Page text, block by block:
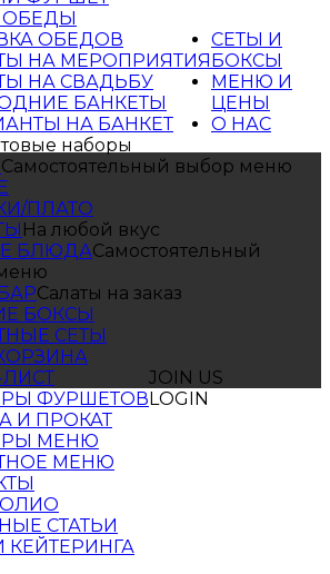
ОБЕДЫ
ОБЕДОВ
НА МЕРОПРИЯТИЯ
НА СВАДЬБУ
БАНКЕТЫ
НА БАНКЕТ
СЕТЫ И
БОКСЫ
наборы
Самостоятельный выбор меню
ПЛАТО
На любой вкус
БЛЮДАСамостоятельный
Салаты на заказ
БОКСЫ
СЕТЫ
МЕНЮ И
ЦЕНЫ
ФУРШЕТОВ
И ПРОКАТ
МЕНЮ
МЕНЮ
О НАС
СТАТЬИ
КЕЙТЕРИНГА
JOIN US
LOGIN